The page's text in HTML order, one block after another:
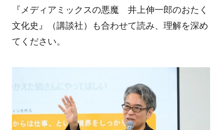
『メディアミックスの悪魔 井上伸一郎のおたく
文化史』（講談社）も合わせて読み、理解を深め
てください。